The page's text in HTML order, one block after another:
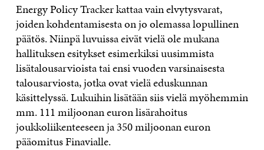
Energy Policy Tracker kattaa vain elvytysvarat,
joiden kohdentamisesta on jo olemassa lopullinen
päätös. Niinpä luvuissa eivät vielä ole mukana
hallituksen esitykset esimerkiksi uusimmista
lisätalousarvioista tai ensi vuoden varsinaisesta
talousarviosta, jotka ovat vielä eduskunnan
käsittelyssä. Lukuihin lisätään siis vielä myöhemmin
mm. 111 miljoonan euron lisärahoitus
joukkoliikenteeseen ja 350 miljoonan euron
pääomitus Finavialle.